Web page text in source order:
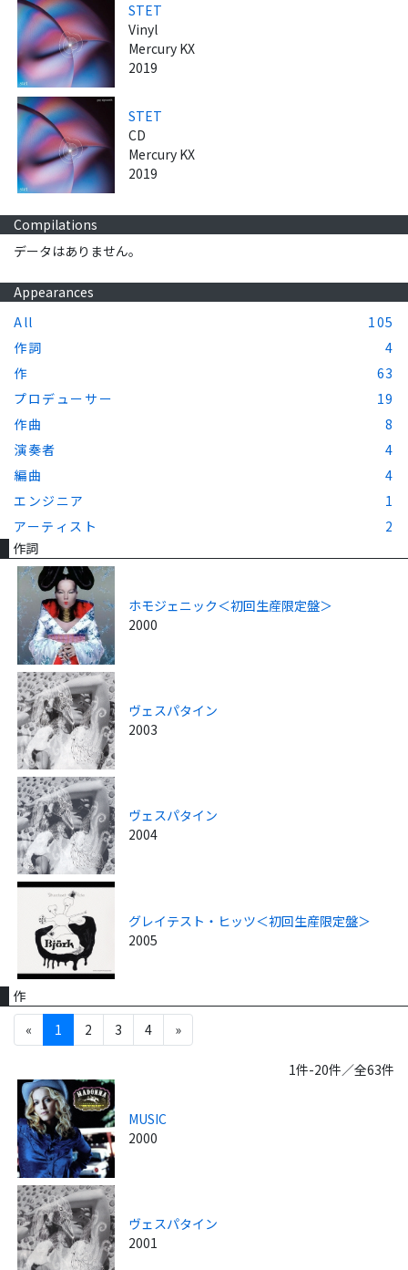
STET
Vinyl
Mercury KX
2019
STET
CD
Mercury KX
2019
Compilations
データはありません。
Appearances
All
105
作詞
4
作
63
プロデューサー
19
作曲
8
演奏者
4
編曲
4
エンジニア
1
アーティスト
2
作詞
ホモジェニック＜初回生産限定盤＞
2000
ヴェスパタイン
2003
ヴェスパタイン
2004
グレイテスト・ヒッツ＜初回生産限定盤＞
2005
作
«
1 2 3 4 »
1件-20件／全63件
MUSIC
2000
ヴェスパタイン
2001